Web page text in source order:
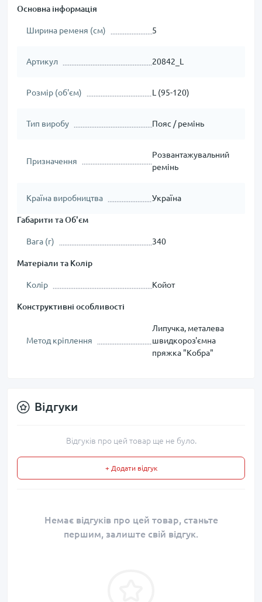
Основна інформація
Ширина ременя (см) 5
Артикул 20842_L
Розмір (об'єм) L (95-120)
Тип виробу Пояс / ремінь
Призначення
Розвантажувальний
ремінь
Країна виробництва Україна
Габарити та Об'єм
Вага (г) 340
Матеріали та Колір
Колір Койот
Конструктивні особливості
Метод кріплення
Липучка, металева
швидкороз'ємна
пряжка "Кобра"
Відгуки
Відгуків про цей товар ще не було.
+ Додати відгук
Немає відгуків про цей товар, станьте
першим, залиште свій відгук.